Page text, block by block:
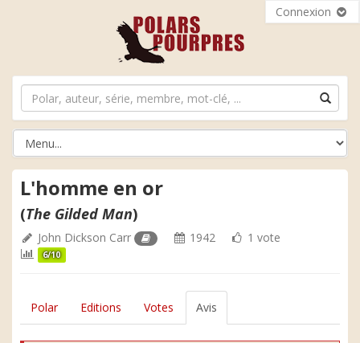
Connexion
L'homme en or
(The Gilded Man)
John Dickson Carr 1942 1 vote
6/10
Polar Editions Votes Avis